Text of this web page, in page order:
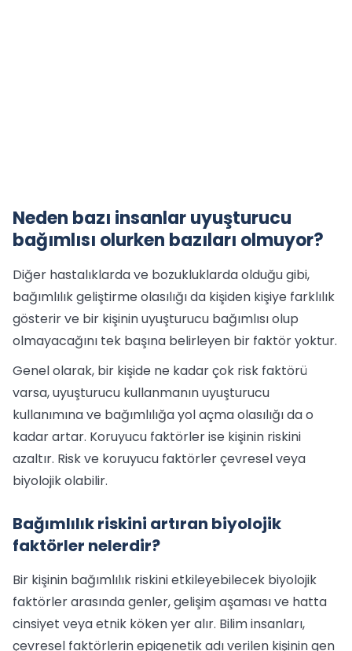
Neden bazı insanlar uyuşturucu
bağımlısı olurken bazıları olmuyor?
Diğer hastalıklarda ve bozukluklarda olduğu gibi,
bağımlılık geliştirme olasılığı da kişiden kişiye farklılık
gösterir ve bir kişinin uyuşturucu bağımlısı olup
olmayacağını tek başına belirleyen bir faktör yoktur.
Genel olarak, bir kişide ne kadar çok risk faktörü
varsa, uyuşturucu kullanmanın uyuşturucu
kullanımına ve bağımlılığa yol açma olasılığı da o
kadar artar. Koruyucu faktörler ise kişinin riskini
azaltır. Risk ve koruyucu faktörler çevresel veya
biyolojik olabilir.
Bağımlılık riskini artıran biyolojik
faktörler nelerdir?
Bir kişinin bağımlılık riskini etkileyebilecek biyolojik
faktörler arasında genler, gelişim aşaması ve hatta
cinsiyet veya etnik köken yer alır. Bilim insanları,
çevresel faktörlerin epigenetik adı verilen kişinin gen